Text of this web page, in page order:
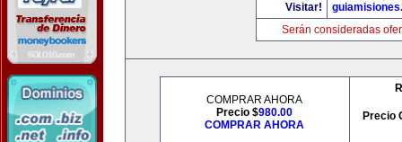
Visitar!
Serán consideradas
COMPRAR AHORA
Precio $980.00
COMPRAR AHORA
Precio